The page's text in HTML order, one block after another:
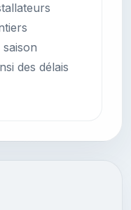
des délais